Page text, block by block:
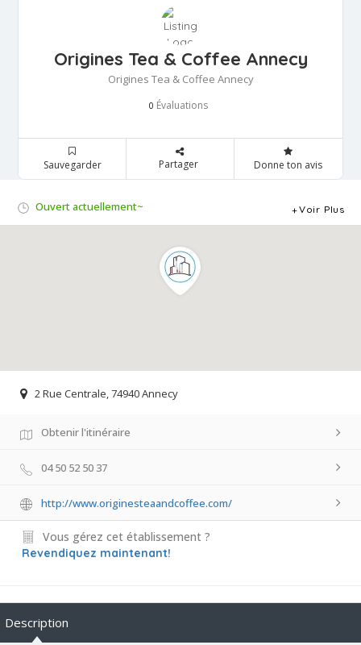
Origines Tea & Coffee Annecy
Origines Tea & Coffee Annecy
0 Évaluations
Sauvegarder Partager Donne ton avis
Ouvert actuellement~ Voir Plus
2 Rue Centrale, 74940 Annecy
Obtenir l'itinéraire
04 50 52 50 37
http://www.originesteaandcoffee.com/
Vous gérez cet établissement ?
Revendiquez maintenant!
Description